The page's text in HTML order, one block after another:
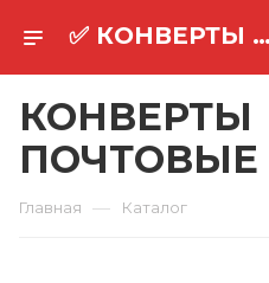
✅ КОНВЕРТЫ ПОЧТОВЫЕ оптом ⚡
КОНВЕРТЫ
ПОЧТОВЫЕ
Главная — Каталог